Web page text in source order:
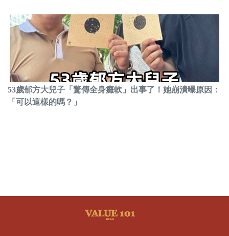
53歲郁方大兒子「驚傳全身癱軟」出事了！她崩潰曝原因：
「可以這樣的嗎？」